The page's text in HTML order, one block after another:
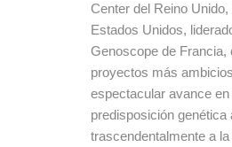
Center del Reino
Estados Unidos,
Genoscope de Francia,
proyectos más
espectacular avance
predisposición
trascendentalmente a